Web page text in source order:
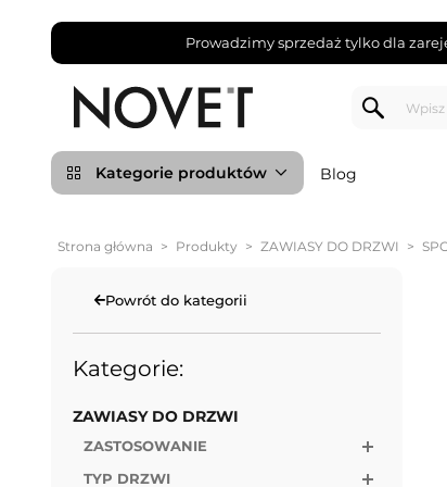
Prowadzimy sprzedaż tylko dla
Kategorie produktów Blog
Strona główna > Produkty > ZAWIASY DO DRZWI >
Powrót do kategorii
Kategorie:
ZAWIASY DO DRZWI
ZASTOSOWANIE
TYP DRZWI